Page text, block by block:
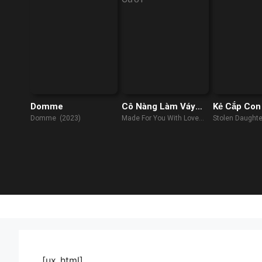
Domme
Domme (2023)
Cô Nàng Làm Váy
Cưới
Made For You With Love
Kẻ Cắp
Stolen